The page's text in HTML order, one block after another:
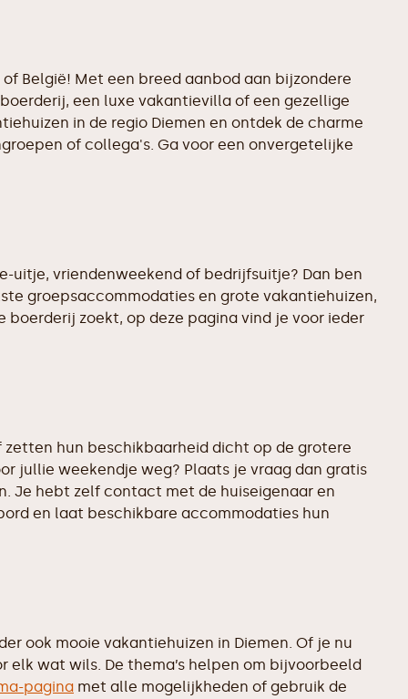
België! Met een breed aanbod aan bijzondere
een luxe vakantievilla of een gezellige
in de regio Diemen en ontdek de charme
of collega's. Ga voor een onvergetelijke
uitje, vriendenweekend of bedrijfsuitje? Dan ben
groepsaccommodaties en grote vakantiehuizen,
zoekt, op deze pagina vind je voor ieder
hun beschikbaarheid dicht op de grotere
jullie weekendje weg? Plaats je vraag dan gratis
Je hebt zelf contact met de huiseigenaar en
en laat beschikbare accommodaties hun
ook mooie vakantiehuizen in Diemen. Of je nu
elk wat wils. De thema’s helpen om bijvoorbeeld
pagina met alle mogelijkheden of gebruik de